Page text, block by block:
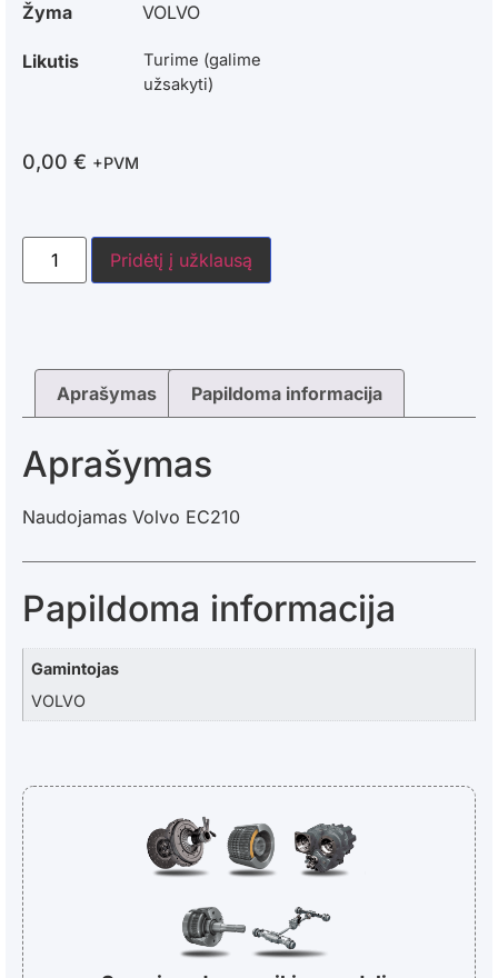
Žyma
VOLVO
Likutis
Turime (galime
užsakyti)
0,00 € +PVM
Pridėtį į užklausą
Aprašymas Papildoma informacija
Aprašymas
Naudojamas Volvo EC210
Papildoma informacija
Gamintojas
VOLVO